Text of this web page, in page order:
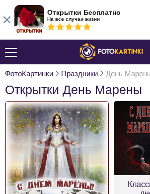
ФотоКартинки Праздники День
Открытки День Марены
Открытки Бесплатно
На все случаи жизни